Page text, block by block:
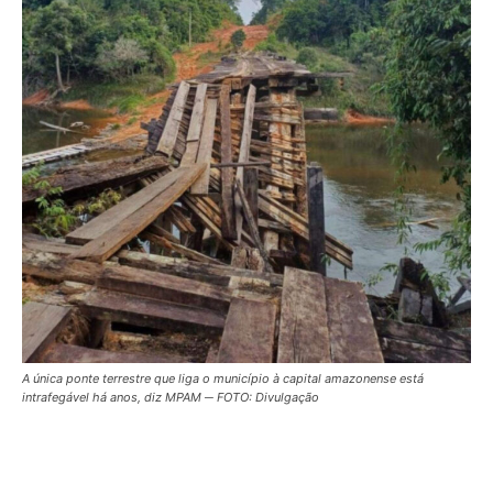
A única ponte terrestre que liga o município à capital amazonense está
intrafegável há anos, diz MPAM ─ FOTO: Divulgação